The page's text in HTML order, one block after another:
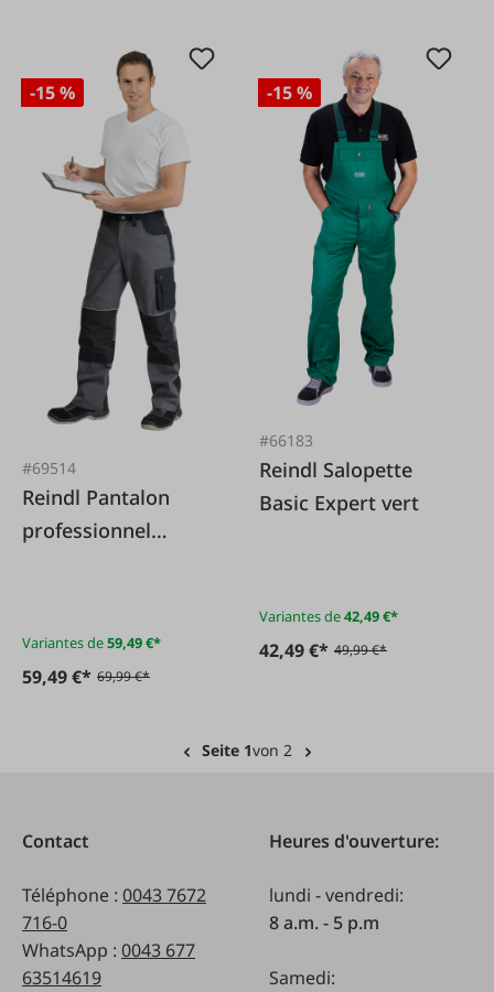
-15 %
#69514
Reindl Pantalon
professionnel
Variantes de59,49 €*
59,49 €* 69,99 €*
-15 %
#66183
Reindl Salopette
Basic Expert vert
Variantes de42,49 €*
42,49 €* 49,99 €*
Seite 1von 2
Contact
Téléphone : 0043 7672
716-0
WhatsApp : 0043 677
63514619
Heures d'ouverture:
lundi - vendredi:
8 a.m. - 5 p.m
Samedi: